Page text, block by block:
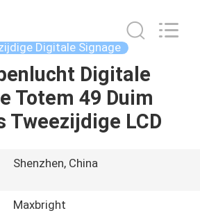
Digitale Signage
Digitale
Totem 49 Duim
Tweezijdige LCD
Shenzhen, China
Maxbright